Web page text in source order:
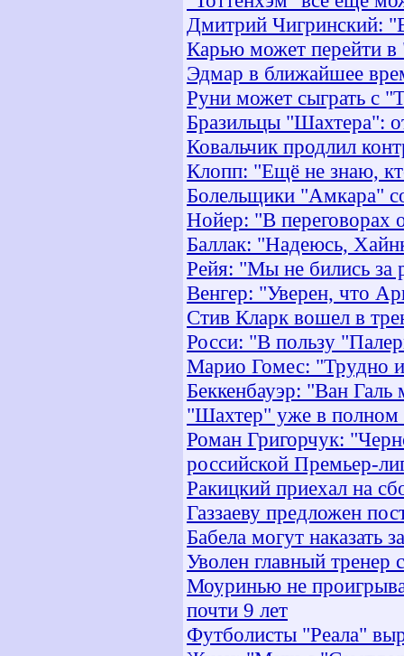
Дмитрий Чигринский:
Карью может перейти
Эдмар в ближайшее
Руни может сыграть с
Бразильцы "Шахтера":
Ковальчик продлил
Клопп: "Ещё не знаю,
Болельщики "Амкара"
Нойер: "В переговорах
Баллак: "Надеюсь,
Рейя: "Мы не бились за
Венгер: "Уверен, что
Стив Кларк вошел в
Росси: "В пользу
Марио Гомес: "Трудно
Беккенбауэр: "Ван Галь
"Шахтер" уже в полном
Роман Григорчук:
российской Премьер-
Ракицкий приехал на
Газзаеву предложен
Бабела могут
Уволен главный тренер
Моуринью не
почти 9 лет
Футболисты "Реала"